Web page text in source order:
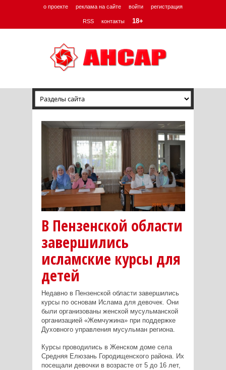
о проекте реклама на сайте войти регистрация
RSS контакты 18+
В Пензенской области
завершились
исламские курсы для
детей
Недавно в Пензенской области завершились
курсы по основам Ислама для девочек. Они
были организованы женской мусульманской
организацией «Жемчужина» при поддержке
Духовного управления мусульман региона.
Курсы проводились в Женском доме села
Средняя Елюзань Городищенского района. Их
посещали девочки в возрасте от 5 до 16 лет,